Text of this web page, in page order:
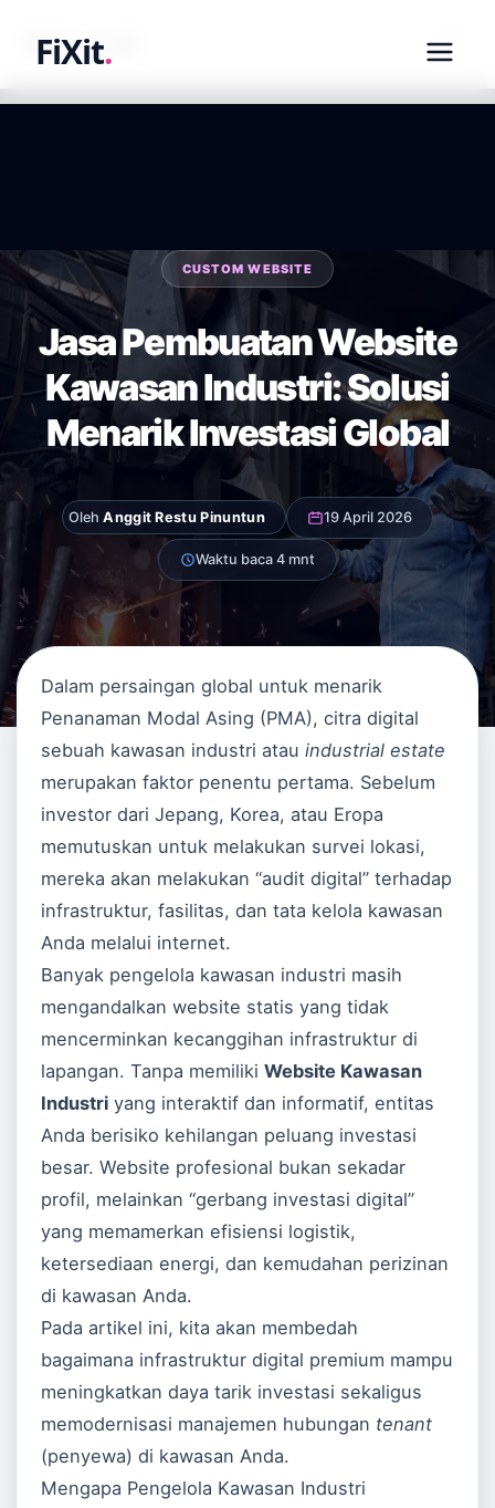
FiXit.
fixit.co.id
CUSTOM WEBSITE
Jasa Pembuatan Website
Kawasan Industri: Solusi
Menarik Investasi Global
OlehAnggit Restu Pinuntun 19 April 2026
Waktu baca 4 mnt
Dalam persaingan global untuk menarik
Penanaman Modal Asing (PMA), citra digital
sebuah kawasan industri atauindustrial estate
merupakan faktor penentu pertama. Sebelum
investor dari Jepang, Korea, atau Eropa
memutuskan untuk melakukan survei lokasi,
mereka akan melakukan “audit digital” terhadap
infrastruktur, fasilitas, dan tata kelola kawasan
Anda melalui internet.
Banyak pengelola kawasan industri masih
mengandalkan website statis yang tidak
mencerminkan kecanggihan infrastruktur di
lapangan. Tanpa memilikiWebsite Kawasan
Industri yang interaktif dan informatif, entitas
Anda berisiko kehilangan peluang investasi
besar. Website profesional bukan sekadar
profil, melainkan “gerbang investasi digital”
yang memamerkan efisiensi logistik,
ketersediaan energi, dan kemudahan perizinan
di kawasan Anda.
Pada artikel ini, kita akan membedah
bagaimana infrastruktur digital premium mampu
meningkatkan daya tarik investasi sekaligus
memodernisasi manajemen hubungan tenant
(penyewa) di kawasan Anda.
Mengapa Pengelola Kawasan Industri